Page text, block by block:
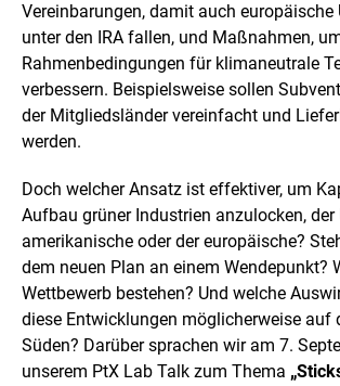
Vereinbarungen, damit auch europäische
unter den IRA fallen, und Maßnahmen,
Rahmenbedingungen für klimaneutrale
verbessern. Beispielsweise sollen
der Mitgliedsländer vereinfacht und
werden.
Doch welcher Ansatz ist effektiver, um
Aufbau grüner Industrien anzulocken, der
amerikanische oder der europäische?
dem neuen Plan an einem Wendepunkt?
Wettbewerb bestehen? Und welche
diese Entwicklungen möglicherweise auf
Süden? Darüber sprachen wir am 7.
unserem PtX Lab Talk zum Thema